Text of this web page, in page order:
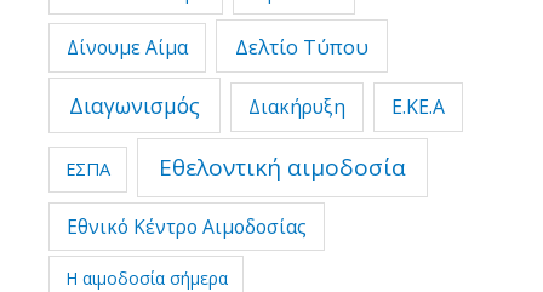
Δίνουμε Αίμα Δελτίο Τύπου
Διαγωνισμός Διακήρυξη Ε.ΚΕ.Α
ΕΣΠΑ Εθελοντική αιμοδοσία
Εθνικό Κέντρο Αιμοδοσίας
Η αιμοδοσία σήμερα